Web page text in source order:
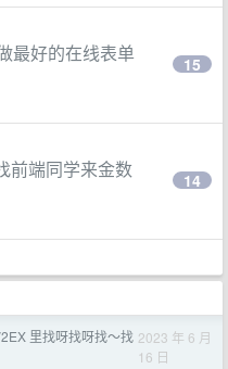
最好的在线表单
15
前端同学来金数
14
里找呀找呀找～找 2023 年 6 月
16 日